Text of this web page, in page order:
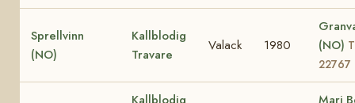
Sprellvinn
(NO)
Kallblodig
Travare
Valack 1980
(NO)
22767
Kallblodig
Mari